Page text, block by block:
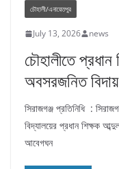
চৌহালী/এনায়েতপুর
July 13, 2026 news
চৌহালীতে
অবসরজনিত বিদায়
সিরাজগঞ্জ প্রতিনিধি :
বিদ্যালয়ের প্রধান শিক্ষক
আবেগঘন